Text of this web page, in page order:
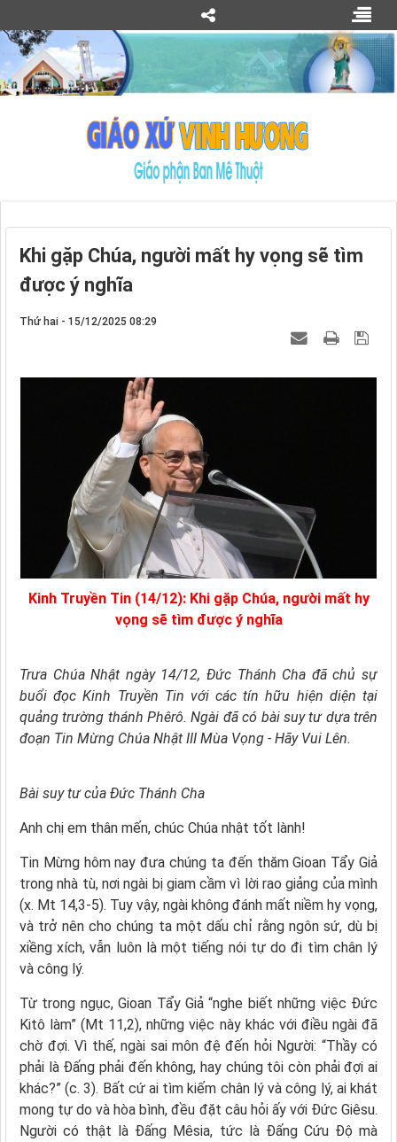
Khi gặp Chúa, người mất hy vọng sẽ tìm
được ý nghĩa
Thứ hai - 15/12/2025 08:29
Kinh Truyền Tin (14/12): Khi gặp Chúa, người mất hy
vọng sẽ tìm được ý nghĩa
Trưa Chúa Nhật ngày 14/12, Đức Thánh Cha đã chủ sự
buổi đọc Kinh Truyền Tin với các tín hữu hiện diện tại
quảng trường thánh Phêrô. Ngài đã có bài suy tư dựa trên
đoạn Tin Mừng Chúa Nhật III Mùa Vọng - Hãy Vui Lên.
Bài suy tư của Đức Thánh Cha
Anh chị em thân mến, chúc Chúa nhật tốt lành!
Tin Mừng hôm nay đưa chúng ta đến thăm Gioan Tẩy Giả
trong nhà tù, nơi ngài bị giam cầm vì lời rao giảng của mình
(x. Mt 14,3-5). Tuy vậy, ngài không đánh mất niềm hy vọng,
và trở nên cho chúng ta một dấu chỉ rằng ngôn sứ, dù bị
xiềng xích, vẫn luôn là một tiếng nói tự do đi tìm chân lý
và công lý.
Từ trong ngục, Gioan Tẩy Giả “nghe biết những việc Đức
Kitô làm” (Mt 11,2), những việc này khác với điều ngài đã
chờ đợi. Vì thế, ngài sai môn đệ đến hỏi Người: “Thầy có
phải là Đấng phải đến không, hay chúng tôi còn phải đợi ai
khác?” (c. 3). Bất cứ ai tìm kiếm chân lý và công lý, ai khát
mong tự do và hòa bình, đều đặt câu hỏi ấy với Đức Giêsu.
Người có thật là Đấng Mêsia, tức là Đấng Cứu Độ mà